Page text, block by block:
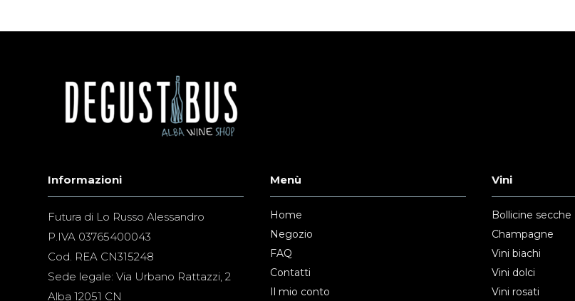
Informazioni
Futura di Lo Russo Alessandro
P.IVA 03765400043
Cod. REA CN315248
Sede legale: Via Urbano Rattazzi, 2
Alba 12051 CN
Menù
Home
Negozio
FAQ
Contatti
Il mio conto
Vini
Bollicine secche
Champagne
Vini biachi
Vini dolci
Vini rosati